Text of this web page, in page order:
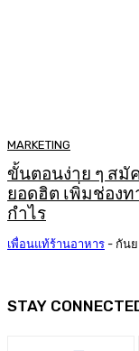
MARKETING
ขั้นตอนง่าย ๆ สมั
ยอดฮิต เพิ่มช่อง
กำไร
เพื่อนแท้ร้านอาหาร - กันย
STAY